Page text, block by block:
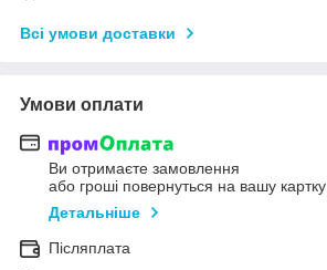
Всі умови доставки
Умови оплати
Ви отримаєте замовлення
або гроші повернуться на вашу картку
Детальніше
Післяплата